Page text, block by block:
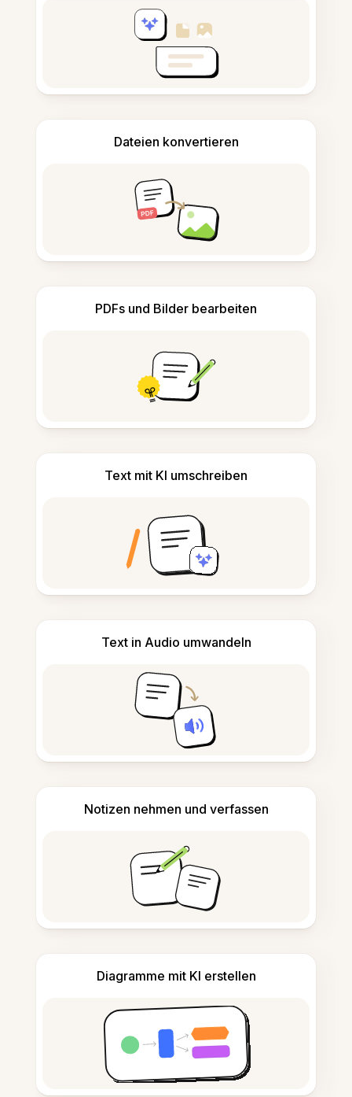
Dateien konvertieren
PDFs und Bilder bearbeiten
Text mit KI umschreiben
Text in Audio umwandeln
Notizen nehmen und verfassen
Diagramme mit KI erstellen